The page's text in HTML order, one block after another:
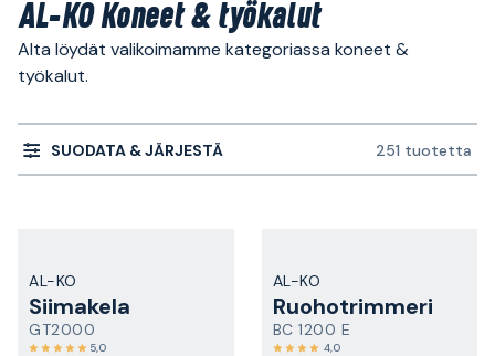
AL-KO Koneet & työkalut
Alta löydät valikoimamme kategoriassa koneet &
työkalut.
SUODATA & JÄRJESTÄ 251 tuotetta
AL-KO
Siimakela
GT2000
5,0
AL-KO
Ruohotrimmeri
BC 1200 E
4,0